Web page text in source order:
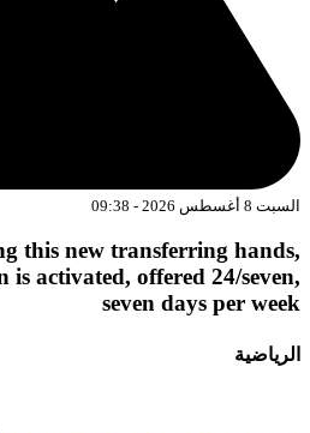
السبت 8 أغسطس 2026 - 09:38
this new transferring hands,
activated, offered 24/seven,
seven days per week
الرياضية